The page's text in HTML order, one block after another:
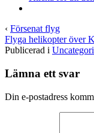
‹ Försenat flyg
Flyga helikopter över
Publicerad i
Lämna ett svar
Din e-postadress